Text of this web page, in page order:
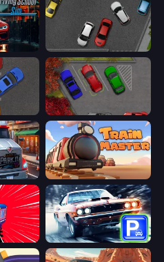
Driving School Simulator Time to Park
OK Parking
Train Master
Real Car Parking